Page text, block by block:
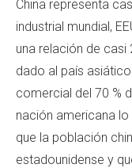
China representa
industrial mundial,
una relación de casi
dado al país
comercial del 70 %
nación americana
que la población
estadounidense y